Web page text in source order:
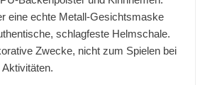
eine echte Metall-Gesichtsmaske
schlagfeste Helmschale.
Zwecke, nicht zum Spielen bei